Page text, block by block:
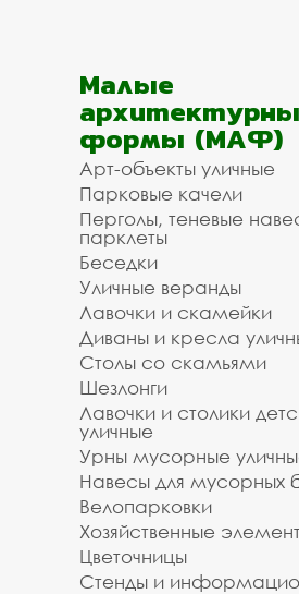
Малые
формы (МАФ)
Арт-объекты уличные
Парковые качели
Перголы, теневые
парклеты
Беседки
Уличные веранды
Лавочки и скамейки
Диваны и кресла
Столы со скамьями
Шезлонги
Лавочки и столики
уличные
Урны мусорные
Навесы для мусорных
Велопарковки
Хозяйственные
Цветочницы
Стенды и